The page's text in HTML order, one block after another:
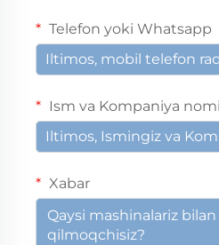
Telefon yoki Whatsapp
Ism va Kompaniya nomi
Xabar